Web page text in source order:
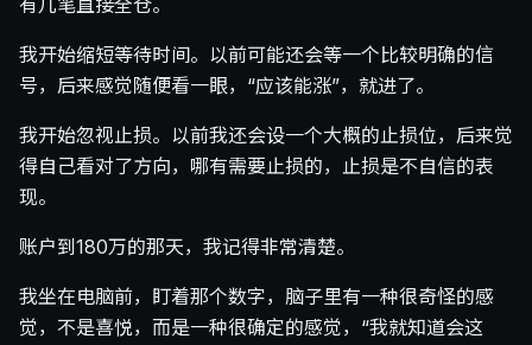
有几笔直接全仓。
我开始缩短等待时间。以前可能还会等一个比较明确的信
号，后来感觉随便看一眼，“应该能涨”，就进了。
我开始忽视止损。以前我还会设一个大概的止损位，后来觉
得自己看对了方向，哪有需要止损的，止损是不自信的表
现。
账户到180万的那天，我记得非常清楚。
我坐在电脑前，盯着那个数字，脑子里有一种很奇怪的感
觉，不是喜悦，而是一种很确定的感觉，“我就知道会这